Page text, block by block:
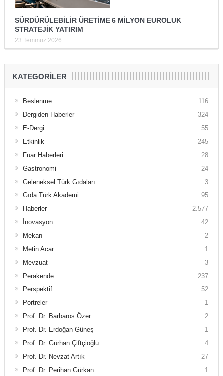
SÜRDÜRÜLEBİLİR ÜRETİME 6 MİLYON EUROLUK
STRATEJİK YATIRIM
23 Temmuz 2026
KATEGORILER
Beslenme
116
Dergiden Haberler
324
E-Dergi
55
Etkinlik
245
Fuar Haberleri
28
Gastronomi
24
Geleneksel Türk Gıdaları
3
Gıda Türk Akademi
95
Haberler
2.577
İnovasyon
42
Mekan
2
Metin Acar
1
Mevzuat
3
Perakende
237
Perspektif
52
Portreler
1
Prof. Dr. Barbaros Özer
2
Prof. Dr. Erdoğan Güneş
1
Prof. Dr. Gürhan Çiftçioğlu
4
Prof. Dr. Nevzat Artık
27
Prof. Dr. Perihan Gürkan
1